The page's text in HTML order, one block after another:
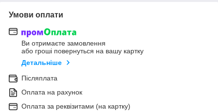
Умови оплати
Ви отримаєте замовлення
або гроші повернуться на вашу картку
Детальніше
Післяплата
Оплата на рахунок
Оплата за реквізитами (на картку)